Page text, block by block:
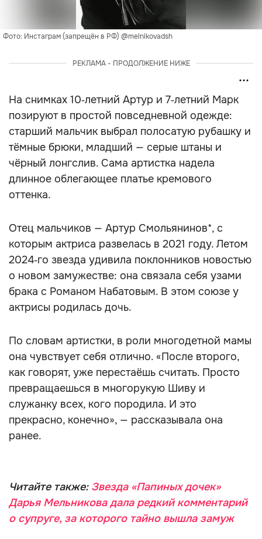
Фото: Инстаграм (запрещён в РФ) @melnikovadsh
РЕКЛАМА - ПРОДОЛЖЕНИЕ НИЖЕ
На снимках 10‑летний Артур и 7‑летний Марк
позируют в простой повседневной одежде:
старший мальчик выбрал полосатую рубашку и
тёмные брюки, младший — серые штаны и
чёрный лонгслив. Сама артистка надела
длинное облегающее платье кремового
оттенка.
Отец мальчиков — Артур Смольянинов*, с
которым актриса развелась в 2021 году. Летом
2024‑го звезда удивила поклонников новостью
о новом замужестве: она связала себя узами
брака с Романом Набатовым. В этом союзе у
актрисы родилась дочь.
По словам артистки, в роли многодетной мамы
она чувствует себя отлично. «После второго,
как говорят, уже перестаёшь считать. Просто
превращаешься в многорукую Шиву и
служанку всех, кого породила. И это
прекрасно, конечно», — рассказывала она
ранее.
Читайте также: Звезда «Папиных дочек»
Дарья Мельникова дала редкий комментарий
о супруге, за которого тайно вышла замуж